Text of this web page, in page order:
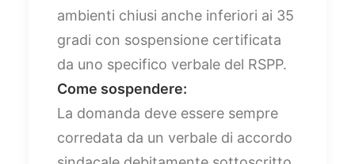
ambienti chiusi anche inferiori ai 35
gradi con sospensione certificata
da uno specifico verbale del RSPP.
Come sospendere:
La domanda deve essere sempre
corredata da un verbale di accordo